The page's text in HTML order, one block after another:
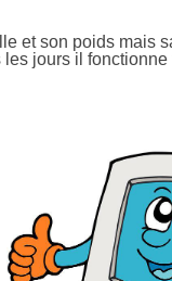
et son poids mais
jours il fonctionne